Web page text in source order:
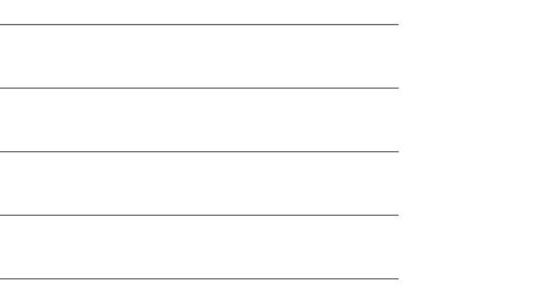
tarjoaa huikeat näkymät keskustaan
Studio Libeskindin arkkitehtuurin
mikä tuo omaleimaisen ja
edustaa Sudio Libeskindin resonoiva
ja kestävää. Kohteen Arkkitehti
luoda merkittävää arkkitehtuuria sekä